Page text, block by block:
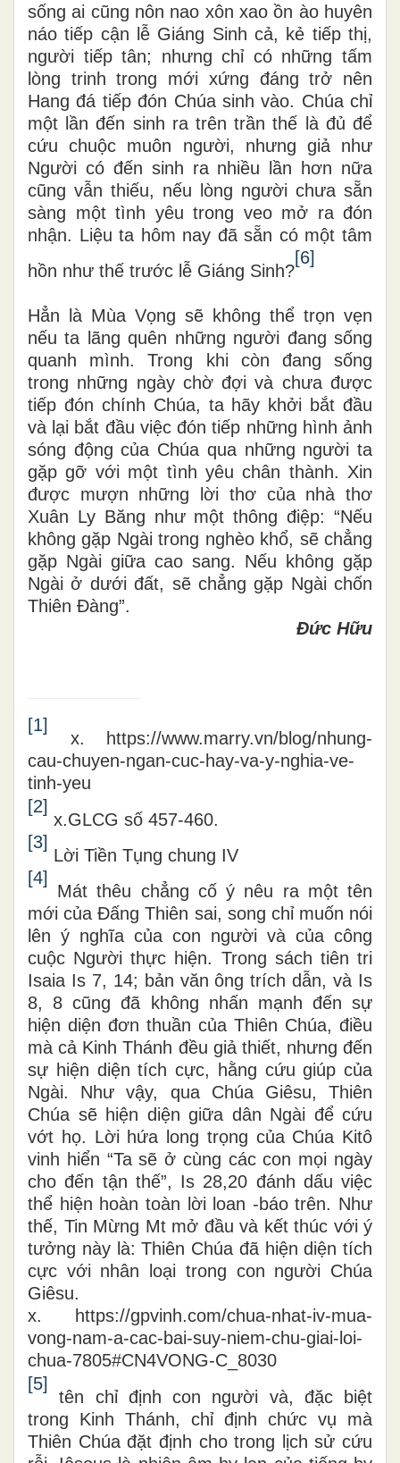
sống ai cũng nôn nao xôn xao ồn ào huyên
náo tiếp cận lễ Giáng Sinh cả, kẻ tiếp thị,
người tiếp tân; nhưng chỉ có những tấm
lòng trinh trong mới xứng đáng trở nên
Hang đá tiếp đón Chúa sinh vào. Chúa chỉ
một lần đến sinh ra trên trần thế là đủ để
cứu chuộc muôn người, nhưng giả như
Người có đến sinh ra nhiều lần hơn nữa
cũng vẫn thiếu, nếu lòng người chưa sẵn
sàng một tình yêu trong veo mở ra đón
nhận. Liệu ta hôm nay đã sẵn có một tâm
hồn như thế trước lễ Giáng Sinh?
[6]
Hẳn là Mùa Vọng sẽ không thể trọn vẹn
nếu ta lãng quên những người đang sống
quanh mình. Trong khi còn đang sống
trong những ngày chờ đợi và chưa được
tiếp đón chính Chúa, ta hãy khởi bắt đầu
và lại bắt đầu việc đón tiếp những hình ảnh
sóng động của Chúa qua những người ta
gặp gỡ với một tình yêu chân thành. Xin
được mượn những lời thơ của nhà thơ
Xuân Ly Băng như một thông điệp: “Nếu
không gặp Ngài trong nghèo khổ, sẽ chẳng
gặp Ngài giữa cao sang. Nếu không gặp
Ngài ở dưới đất, sẽ chẳng gặp Ngài chốn
Thiên Đàng”.
Đức Hữu
[1]
x. https://www.marry.vn/blog/nhung-
cau-chuyen-ngan-cuc-hay-va-y-nghia-ve-
tinh-yeu
[2]
x.GLCG số 457-460.
[3]
Lời Tiền Tụng chung IV
[4]
Mát thêu chẳng cố ý nêu ra một tên
mới của Đấng Thiên sai, song chỉ muốn nói
lên ý nghĩa của con người và của công
cuộc Người thực hiện. Trong sách tiên tri
Isaia Is 7, 14; bản văn ông trích dẫn, và Is
8, 8 cũng đã không nhấn mạnh đến sự
hiện diện đơn thuần của Thiên Chúa, điều
mà cả Kinh Thánh đều giả thiết, nhưng đến
sự hiện diện tích cực, hằng cứu giúp của
Ngài. Như vậy, qua Chúa Giêsu, Thiên
Chúa sẽ hiện diện giữa dân Ngài để cứu
vớt họ. Lời hứa long trọng của Chúa Kitô
vinh hiển “Ta sẽ ở cùng các con mọi ngày
cho đến tận thế”, Is 28,20 đánh dấu việc
thể hiện hoàn toàn lời loan -báo trên. Như
thế, Tin Mừng Mt mở đầu và kết thúc với ý
tưởng này là: Thiên Chúa đã hiện diện tích
cực với nhân loại trong con người Chúa
Giêsu.
x.
https://gpvinh.com/chua-nhat-iv-mua-
vong-nam-a-cac-bai-suy-niem-chu-giai-loi-
chua-7805#CN4VONG-C_8030
[5]
tên chỉ định con người và, đặc biệt
trong Kinh Thánh, chỉ định chức vụ mà
Thiên Chúa đặt định cho trong lịch sử cứu